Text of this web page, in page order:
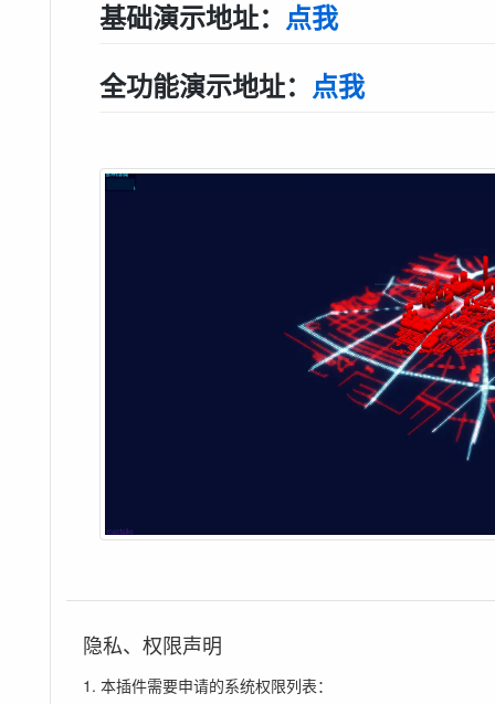
基础演示地址： 点我
全功能演示地址： 点我
隐私、权限声明
1. 本插件需要申请的系统权限列表：